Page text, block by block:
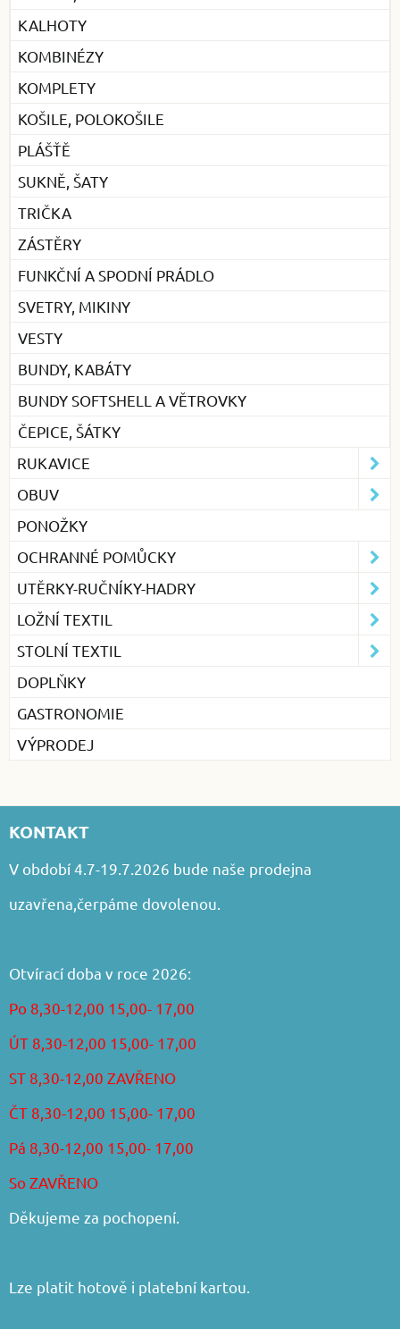
KALHOTY
KOMBINÉZY
KOMPLETY
KOŠILE, POLOKOŠILE
PLÁŠŤĚ
SUKNĚ, ŠATY
TRIČKA
ZÁSTĚRY
FUNKČNÍ A SPODNÍ PRÁDLO
SVETRY, MIKINY
VESTY
BUNDY, KABÁTY
BUNDY SOFTSHELL A VĚTROVKY
ČEPICE, ŠÁTKY
RUKAVICE
OBUV
PONOŽKY
OCHRANNÉ POMŮCKY
UTĚRKY-RUČNÍKY-HADRY
LOŽNÍ TEXTIL
STOLNÍ TEXTIL
DOPLŇKY
GASTRONOMIE
VÝPRODEJ
KONTAKT
V období 4.7-19.7.2026 bude naše prodejna
uzavřena,čerpáme dovolenou.
Otvírací doba v roce 2026:
Po 8,30-12,00 15,00- 17,00
ÚT 8,30-12,00 15,00- 17,00
ST 8,30-12,00 ZAVŘENO
ČT 8,30-12,00 15,00- 17,00
Pá 8,30-12,00 15,00- 17,00
So ZAVŘENO
Děkujeme za pochopení.
Lze platit hotově i platební kartou.